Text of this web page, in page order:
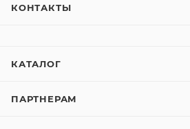
КОНТАКТЫ
КАТАЛОГ
ПАРТНЕРАМ